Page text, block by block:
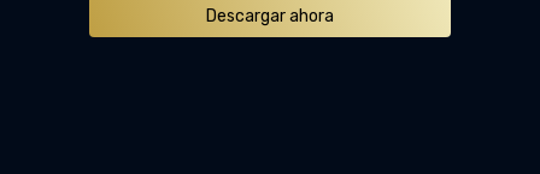
Descargar ahora